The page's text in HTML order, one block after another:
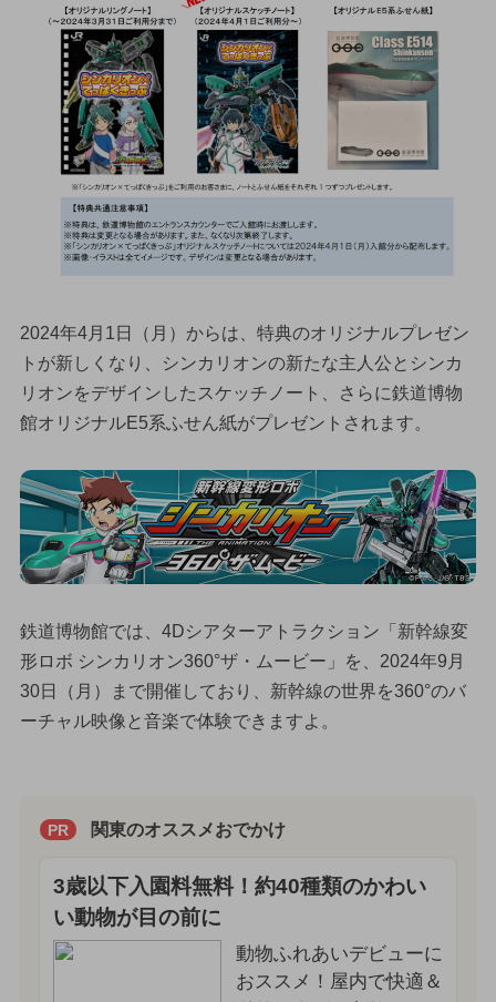
2024年4月1日（月）からは、特典のオリジナルプレゼン
トが新しくなり、シンカリオンの新たな主人公とシンカ
リオンをデザインしたスケッチノート、さらに鉄道博物
館オリジナルE5系ふせん紙がプレゼントされます。
鉄道博物館では、4Dシアターアトラクション「新幹線変
形ロボ シンカリオン360°ザ・ムービー」を、2024年9月
30日（月）まで開催しており、新幹線の世界を360°のバ
ーチャル映像と音楽で体験できますよ。
PR 関東のオススメおでかけ
3歳以下入園料無料！約40種類のかわい
い動物が目の前に
動物ふれあいデビューに
おススメ！屋内で快適＆